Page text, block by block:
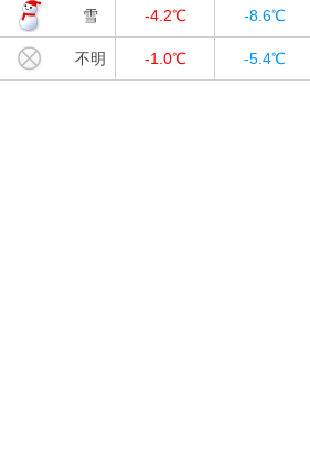
雪 -4.2℃ -8.6℃
不明 -1.0℃ -5.4℃